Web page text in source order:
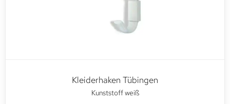
Kleiderhaken Tübingen
Kunststoff weiß